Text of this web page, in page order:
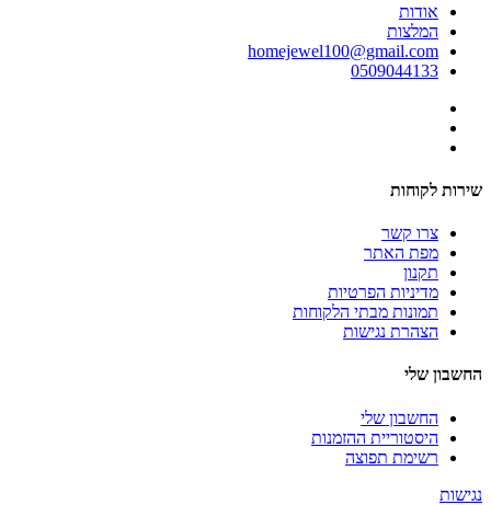
אודות
המלצות
homejewel100@gmail.com
0509044133
שירות לקוחות
צרו קשר
מפת האתר
תקנון
מדיניות הפרטיות
תמונות מבתי הלקוחות
הצהרת נגישות
החשבון שלי
החשבון שלי
היסטוריית ההזמנות
רשימת תפוצה
נגישות